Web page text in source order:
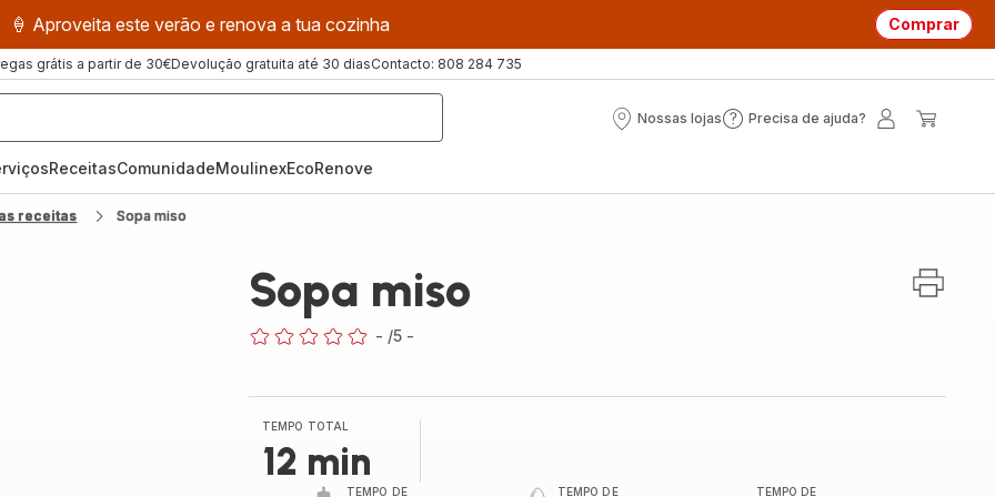
🍦 Aproveita este verão e renova a tua cozinha Comprar
grátis a partir de 30€Devolução gratuita até 30 diasContacto: 808 284 735
Nossas lojas
Nossas
Precisa de ajuda?
Precisa
ReceitasComunidadeMoulinexEcoRenove
receitas Sopa miso
Sopa miso
- /5 -
TEMPO TOTAL
12 min
TEMPO DE
TEMPO DE
TEMPO DE